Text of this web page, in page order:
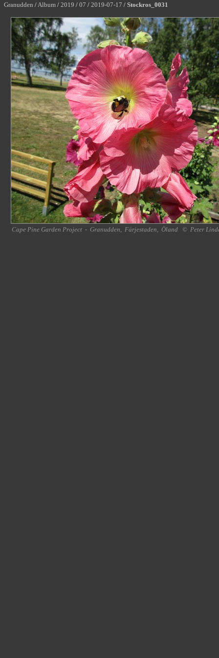
Granudden /Album / 2019 / 07 / 2019-07-17 / Stockros_0031
Cape Pine Garden Project - Granudden, Färjestaden, Öland © Peter